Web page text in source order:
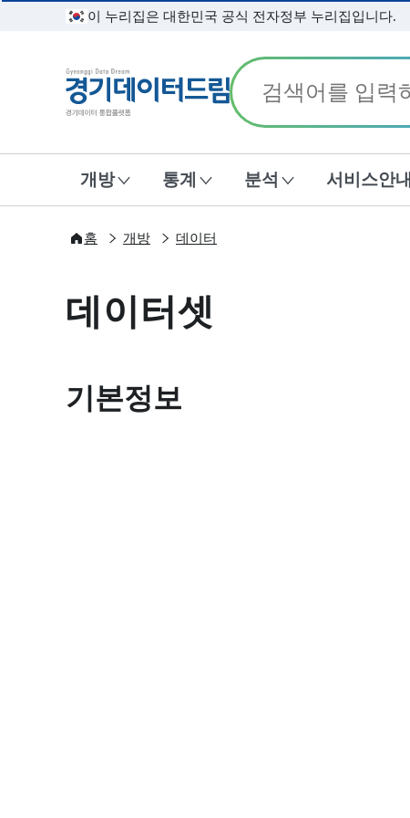
이 누리집은 대한민국 공식 전자정부 누리집입니다.
경기데이터드림
개방 통계 분석 서비스안내
홈 개방 데이터
데이터셋
기본정보